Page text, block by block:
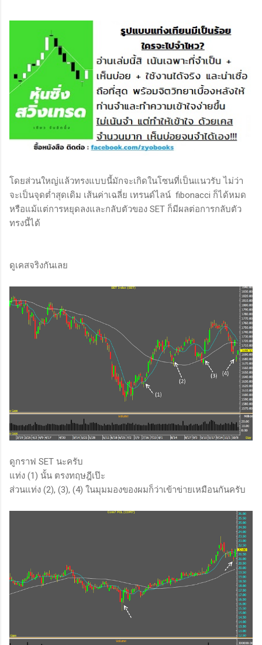
โดยส่วนใหญ่แล้วทรงแบบนี้มักจะเกิดในโซนที่เป็นแนวรับ ไม่ว่า
จะเป็นจุดต่ำสุดเดิม เส้นค่าเฉลี่ย เทรนด์ไลน์ fibonacci ก็ได้หมด
หรือแม้แต่การหยุดลงและกลับตัวของ SET ก็มีผลต่อการกลับตัว
ทรงนี้ได้
ดูเคสจริงกันเลย
ดูกราฟ SET นะครับ
แท่ง (1) นั้น ตรงทฤษฎีเป๊ะ
ส่วนแท่ง (2), (3), (4) ในมุมมองของผมก็ว่าเข้าข่ายเหมือนกันครับ